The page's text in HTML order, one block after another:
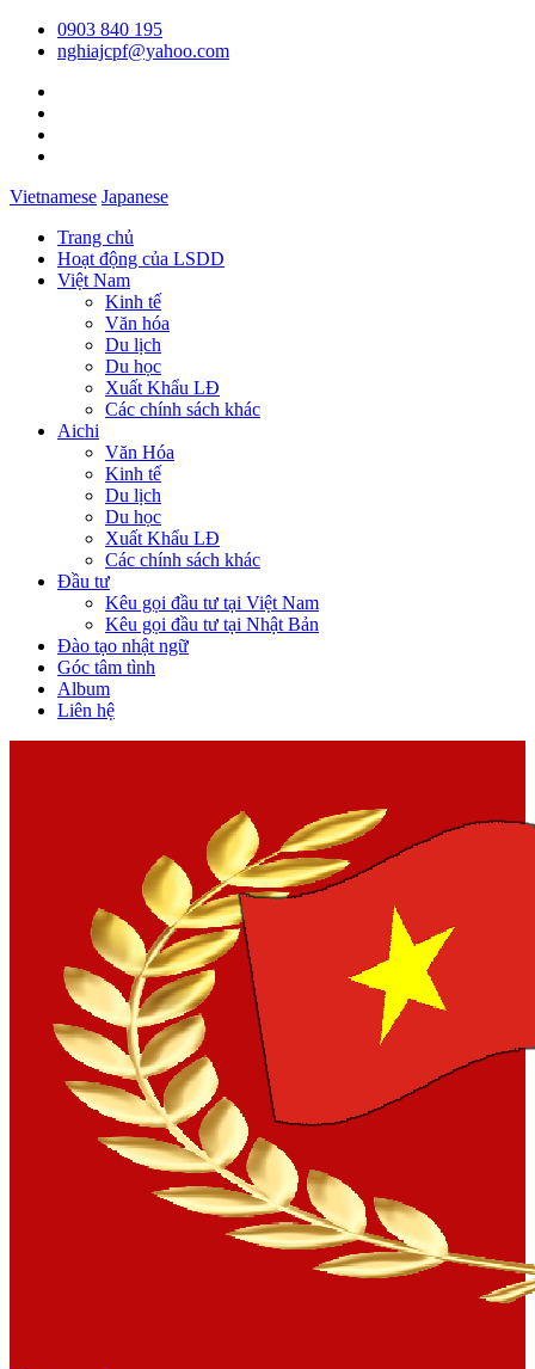
0903 840 195
nghiajcpf@yahoo.com
Vietnamese Japanese
Trang chủ
Hoạt động của LSDD
Việt Nam
Kinh tế
Văn hóa
Du lịch
Du học
Xuất Khẩu LĐ
Các chính sách khác
Aichi
Văn Hóa
Kinh tế
Du lịch
Du học
Xuất Khẩu LĐ
Các chính sách khác
Đầu tư
Kêu gọi đầu tư tại Việt Nam
Kêu gọi đầu tư tại Nhật Bản
Đào tạo nhật ngữ
Góc tâm tình
Album
Liên hệ